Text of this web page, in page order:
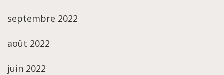
septembre 2022
août 2022
juin 2022